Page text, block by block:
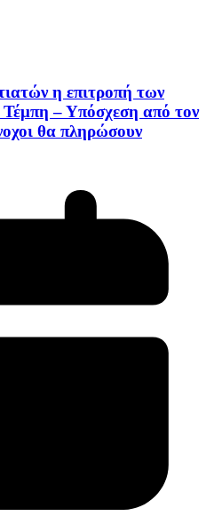
η επιτροπή των
– Υπόσχεση από τον
θα πληρώσουν